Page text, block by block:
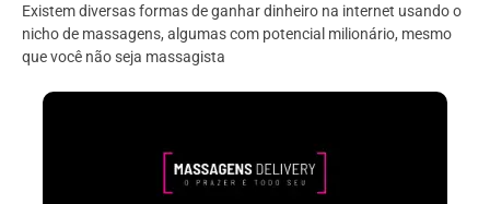
Existem diversas formas de ganhar dinheiro na internet usando o
nicho de massagens, algumas com potencial milionário, mesmo
que você não seja massagista